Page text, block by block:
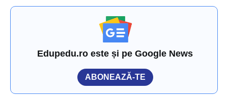
Edupedu.ro este și pe Google News
ABONEAZĂ-TE